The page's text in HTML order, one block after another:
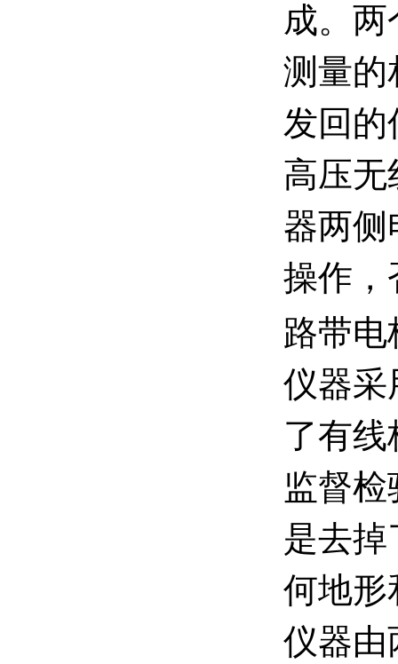
成。
测量的
发回的
高压无
器两侧
操作，
路带
仪器采
了有
监督
是去
何地形
仪器由